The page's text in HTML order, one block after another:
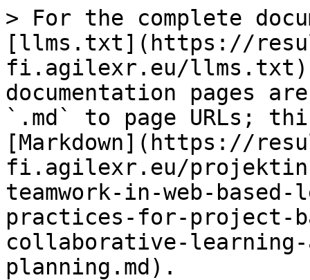
> For the complete
[llms.txt](https://
fi.agilexr.eu/llms.txt).
documentation pages
`.md` to page URLs;
[Markdown](https://
fi.agilexr.eu/
teamwork-in-web-
practices-for-project-
collaborative-
planning.md).